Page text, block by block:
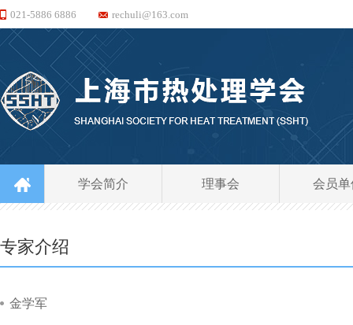
021-5886 6886 rechuli@163.com
学会简介 理事会 会员单
专家介绍
金学军